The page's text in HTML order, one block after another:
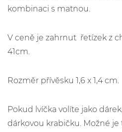
kombinaci s matnou.
V ceně je zahrnut řetízek z
41cm.
Rozměr přívěsku 1,6 x 1,4 cm.
Pokud lvíčka volíte jako
dárkovou krabičku. Možné